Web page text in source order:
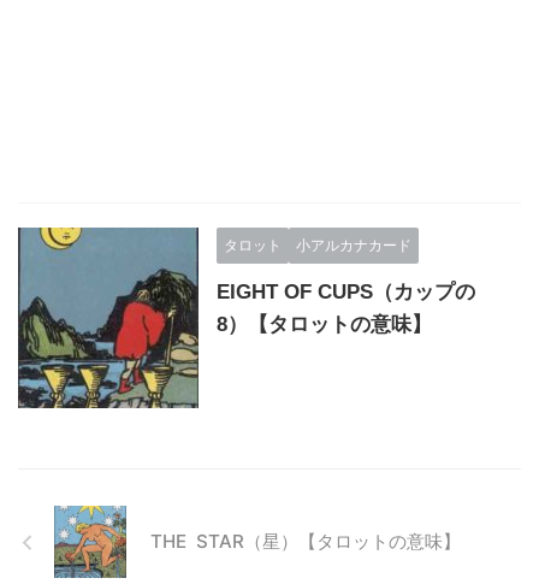
タロット 小アルカナカード
EIGHT OF CUPS（カップの
8）【タロットの意味】
THE STAR（星）【タロットの意味】